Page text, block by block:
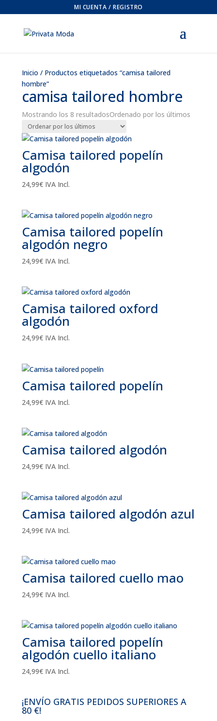
MI CUENTA / REGISTRO
Inicio / Productos etiquetados “camisa tailored
hombre”
camisa tailored hombre
Mostrando los 8 resultadosOrdenado por los últimos
Camisa tailored popelín
algodón
24,99€ IVA Incl.
Camisa tailored popelín
algodón negro
24,99€ IVA Incl.
Camisa tailored oxford
algodón
24,99€ IVA Incl.
Camisa tailored popelín
24,99€ IVA Incl.
Camisa tailored algodón
24,99€ IVA Incl.
Camisa tailored algodón azul
24,99€ IVA Incl.
Camisa tailored cuello mao
24,99€ IVA Incl.
Camisa tailored popelín
algodón cuello italiano
24,99€ IVA Incl.
¡ENVÍO GRATIS PEDIDOS SUPERIORES A
80 €!